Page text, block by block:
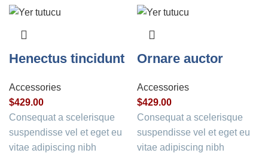
Henectus tincidunt
Accessories
$429.00
Consequat a scelerisque
suspendisse vel et eget eu
vitae adipiscing nibh
Ornare auctor
Accessories
$429.00
Consequat a scelerisque
suspendisse vel et eget eu
vitae adipiscing nibh